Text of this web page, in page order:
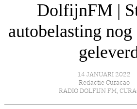
DolfijnFM |
autobelasting nog
14 JANUARI 2022
Redactie Curacao
RADIO DOLFIJN FM,